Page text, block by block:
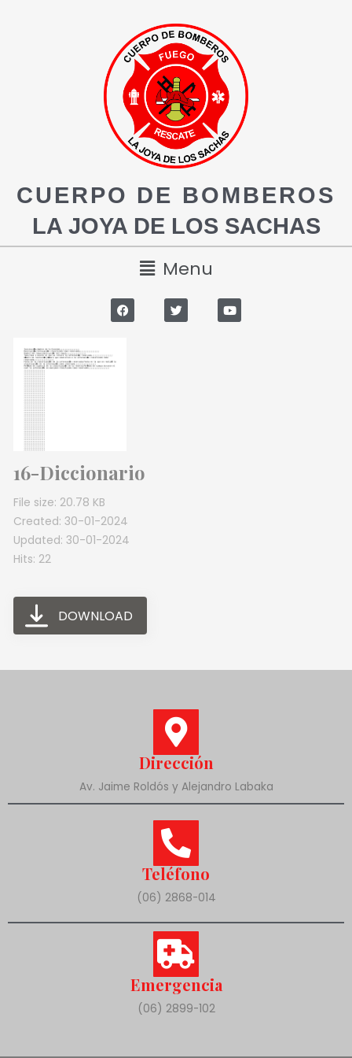
CUERPO DE BOMBEROS
LA JOYA DE LOS SACHAS
Menu
16-Diccionario
File size: 20.78 KB
Created: 30-01-2024
Updated: 30-01-2024
Hits: 22
DOWNLOAD
Dirección
Av. Jaime Roldós y Alejandro Labaka
Teléfono
(06) 2868-014
Emergencia
(06) 2899-102